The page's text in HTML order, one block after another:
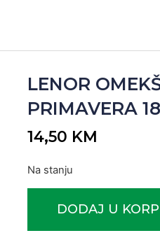
LENOR
PRIMAVERA
14,50 KM
Na stanju
DODAJ U